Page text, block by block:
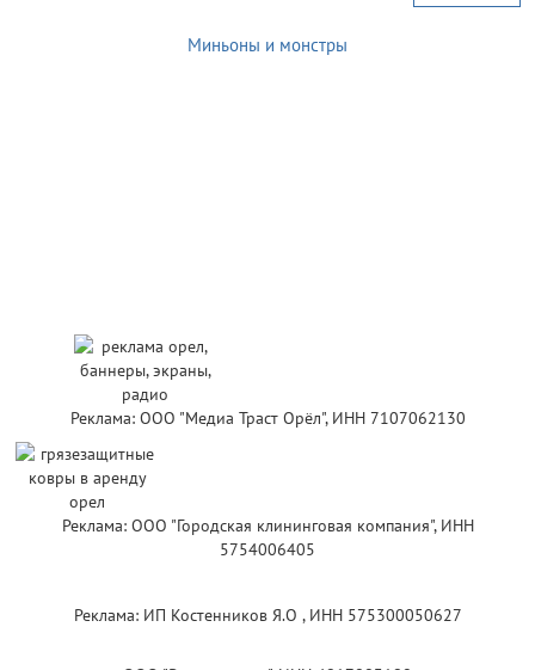
Миньоны и монстры
Реклама: ООО "Медиа Траст Орёл", ИНН 7107062130
Реклама: ООО "Городская клининговая компания", ИНН
5754006405
Реклама: ИП Костенников Я.О , ИНН 575300050627